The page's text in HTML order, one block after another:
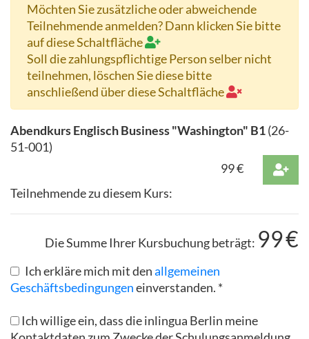
Möchten Sie zusätzliche oder abweichende
Teilnehmende anmelden? Dann klicken Sie bitte
auf diese Schaltfläche
Soll die zahlungspflichtige Person selber nicht
teilnehmen, löschen Sie diese bitte
anschließend über diese Schaltfläche
Abendkurs Englisch Business "Washington" B1(26-
51-001)
99€
Teilnehmende zu diesem Kurs:
Die Summe Ihrer Kursbuchung beträgt: 99€
Ich erkläre mich mit denallgemeinen
Geschäftsbedingungeneinverstanden. *
Ich willige ein, dass die inlingua Berlin meine